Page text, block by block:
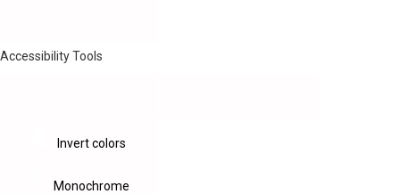
Accessibility Tools
Invert colors
Monochrome